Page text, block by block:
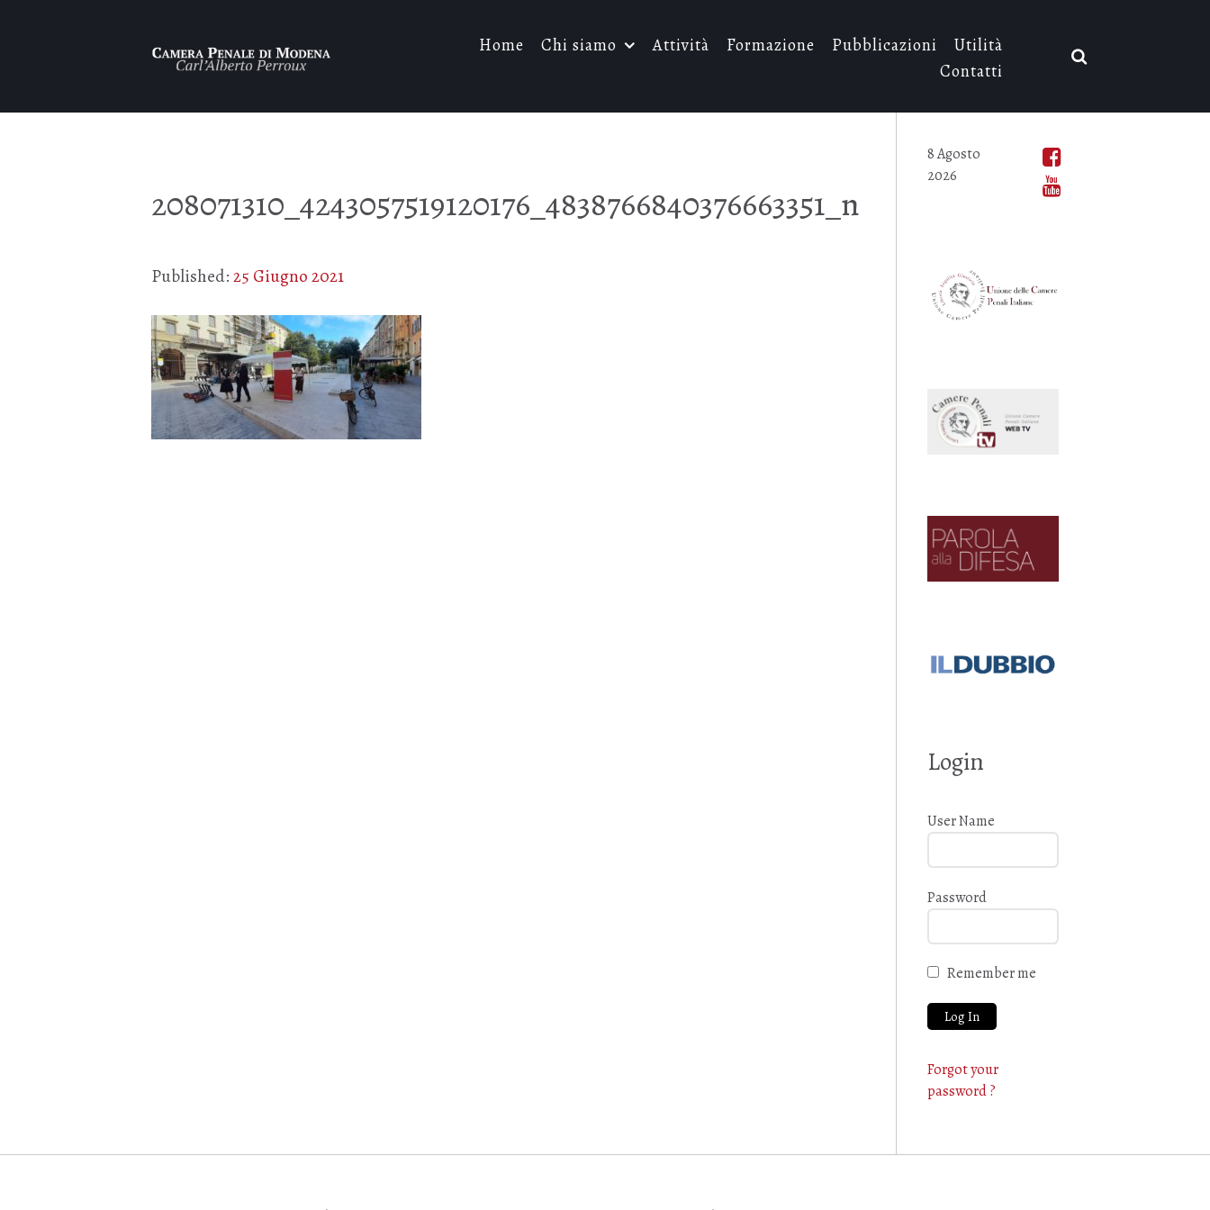
Home Chi siamo Attività Formazione Pubblicazioni
Utilità
Contatti
208071310_4243057519120176_4838766840376663351_n
Published:25 Giugno 2021
8 Agosto
2026
Login
User Name
Password
Remember me
Forgot your
password ?